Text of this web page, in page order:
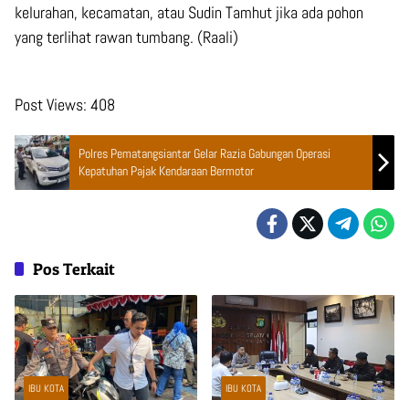
kelurahan, kecamatan, atau Sudin Tamhut jika ada pohon
yang terlihat rawan tumbang. (Raali)
Post Views: 408
Polres Pematangsiantar Gelar Razia Gabungan Operasi
Kepatuhan Pajak Kendaraan Bermotor
Pos Terkait
IBU KOTA IBU KOTA